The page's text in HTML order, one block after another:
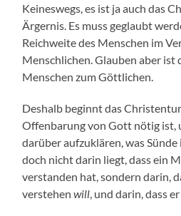
Keineswegs, es ist ja auch das
Ärgernis. Es muss geglaubt
Reichweite des Menschen im
Menschlichen. Glauben aber ist
Menschen zum Göttlichen.
Deshalb beginnt das
Offenbarung von Gott nötig ist,
darüber aufzuklären, was Sünde
doch nicht darin liegt, dass ein
verstanden hat, sondern darin,
verstehenwill , und darin, dass